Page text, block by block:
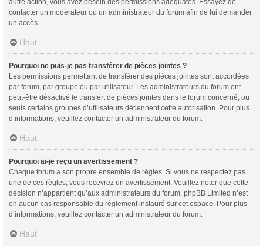
contacter un modérateur ou un administrateur du forum afin de lui demander
un accès.
Haut
Pourquoi ne puis-je pas transférer de pièces jointes ?
Les permissions permettant de transférer des pièces jointes sont accordées
par forum, par groupe ou par utilisateur. Les administrateurs du forum ont
peut-être désactivé le transfert de pièces jointes dans le forum concerné, ou
seuls certains groupes d’utilisateurs détiennent cette autorisation. Pour plus
d’informations, veuillez contacter un administrateur du forum.
Haut
Pourquoi ai-je reçu un avertissement ?
Chaque forum a son propre ensemble de règles. Si vous ne respectez pas
une de ces règles, vous recevrez un avertissement. Veuillez noter que cette
décision n’appartient qu’aux administrateurs du forum, phpBB Limited n’est
en aucun cas responsable du règlement instauré sur cet espace. Pour plus
d’informations, veuillez contacter un administrateur du forum.
Haut